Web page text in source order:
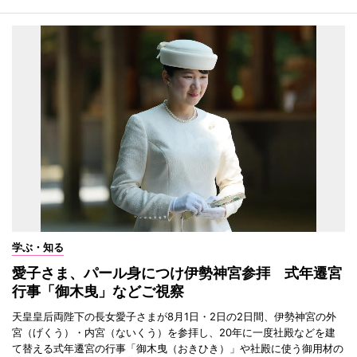
学ぶ・知る
愛子さま、パール身につけ伊勢神宮参拝 式年遷宮
行事「御木曳」などご視察
天皇皇后両陛下の長女愛子さまが8月1日・2日の2日間、伊勢神宮の外
宮（げくう）・内宮（ないくう）を参拝し、20年に一度社殿などを建
て替える式年遷宮の行事「御木曳（おきひき）」や社殿に使う御用材の